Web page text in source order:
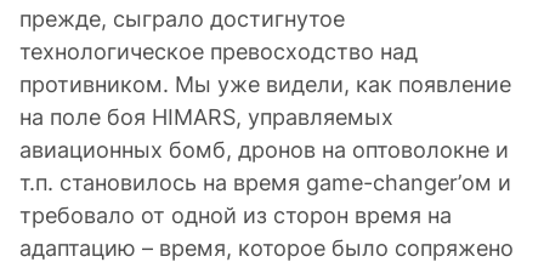
прежде, сыграло достигнутое
технологическое превосходство над
противником. Мы уже видели, как появление
на поле боя HIMARS, управляемых
авиационных бомб, дронов на оптоволокне и
т.п. становилось на время game-changer’ом и
требовало от одной из сторон время на
адаптацию – время, которое было сопряжено